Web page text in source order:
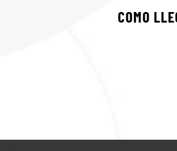
COMO